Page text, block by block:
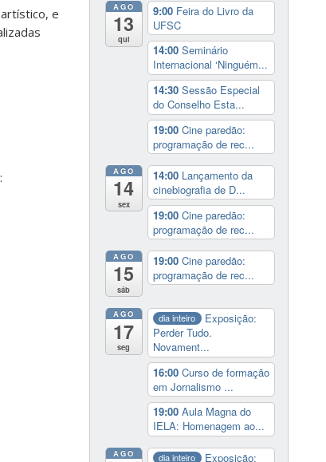
e
AGO
13
qui
9:00 Feira do Livro da
UFSC
14:00 Seminário
Internacional ‘Ninguém...
14:30 Sessão Especial
do Conselho Esta...
19:00 Cine paredão:
programação de rec...
AGO
14
sex
14:00 Lançamento da
cinebiografia de D...
19:00 Cine paredão:
programação de rec...
AGO
15
sáb
19:00 Cine paredão:
programação de rec...
AGO
17
seg
dia inteiro
Exposição:
Perder Tudo.
Novament...
16:00 Curso de formação
em Jornalismo ...
19:00 Aula Magna do
IELA: Homenagem ao...
AGO dia inteiro
Exposição: